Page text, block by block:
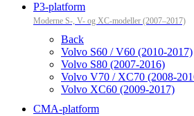
P3-platform
Moderne S-, V- og XC-modeller (2007–2017)
Back
Volvo S60 / V60 (2010-2017)
Volvo S80 (2007-2016)
Volvo V70 / XC70 (2008-
Volvo XC60 (2009-2017)
CMA-platform